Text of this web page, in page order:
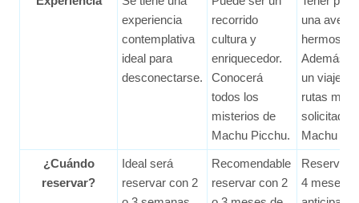
experiencia
contemplativa
ideal para
desconectarse.
recorrido
cultura y
enriquecedor.
Conocerá
todos los
misterios de
Machu Picchu.
una
hermosas
Además
un viaje
rutas más
solicitadas
Machu
¿Cuándo
reservar?
Ideal será
reservar con 2
Recomendable
reservar con 2
Reservar
4 meses